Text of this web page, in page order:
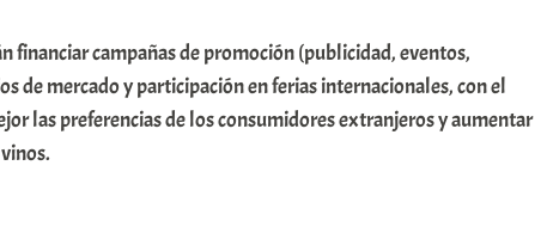
financiar campañas de promoción (publicidad, eventos,
de mercado y participación en ferias internacionales, con el
las preferencias de los consumidores extranjeros y aumentar